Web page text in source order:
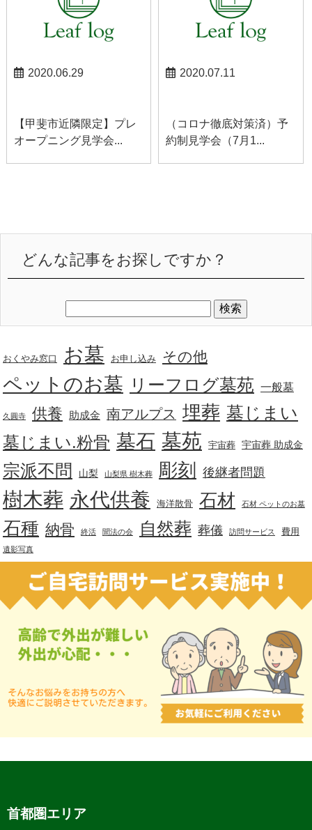
2020.06.29
【甲斐市近隣限定】プレ
オープニング見学会...
2020.07.11
（コロナ徹底対策済）予
約制見学会（7月1...
どんな記事をお探しですか？
おくやみ窓口 お墓 お申し込み その他
ペットのお墓 リーフログ墓苑 一般墓
久圓寺 供養 助成金 南アルプス 埋葬 墓じまい
墓じまい.粉骨 墓石 墓苑 宇宙葬 宇宙葬 助成金
宗派不問 山梨 山梨県 樹木葬 彫刻 後継者問題
樹木葬 永代供養 海洋散骨 石材 石材 ペットのお墓
石種 納骨 終活 聞法の会 自然葬 葬儀 訪問サービス 費用
遺影写真
首都圏エリア